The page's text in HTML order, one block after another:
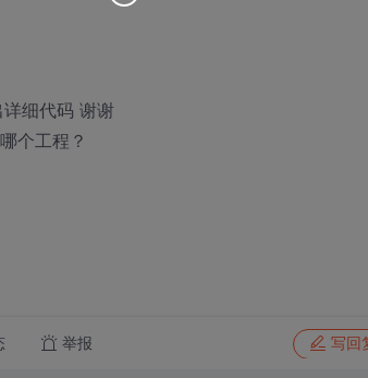
细代码 谢谢
个工程？
举报 写回